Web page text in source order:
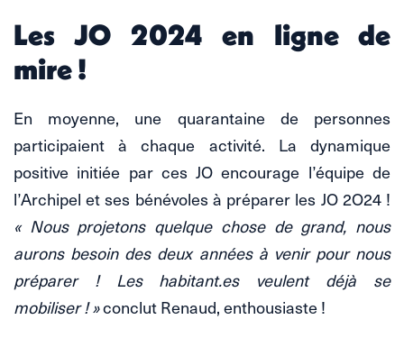
Les JO 2024 en ligne de
mire !
En moyenne, une quarantaine de personnes
participaient à chaque activité. La dynamique
positive initiée par ces JO encourage l’équipe de
l’Archipel et ses bénévoles à préparer les JO 2O24 !
« Nous projetons quelque chose de grand, nous
aurons besoin des deux années à venir pour nous
préparer ! Les habitant.es veulent déjà se
mobiliser ! »conclut Renaud, enthousiaste !